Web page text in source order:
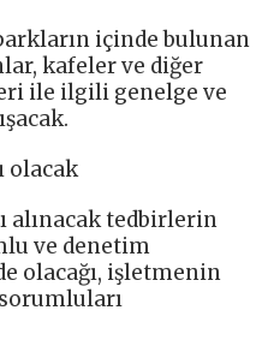
içinde bulunan
kafeler ve diğer
ile ilgili genelge ve
olacak
alınacak tedbirlerin
ve denetim
olacağı, işletmenin